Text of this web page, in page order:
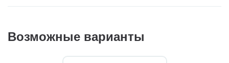
Возможные варианты